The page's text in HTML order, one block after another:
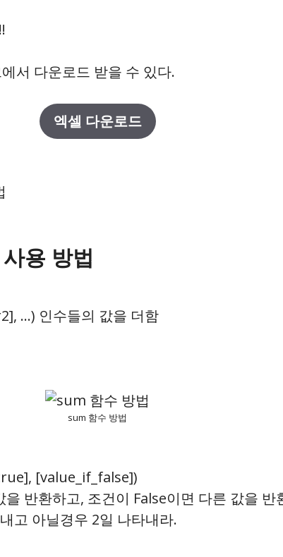
서 다운로드 받을 수 있다.
엑셀 다운로드
용 방법
…) 인수들의 값을 더함
sum 함수 방법
[value_if_false])
반환하고, 조건이 False이면 다른 값을 반
고 아닐경우 2일 나타내라.